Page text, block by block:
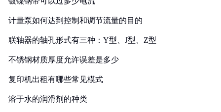
计量泵如何达到控制和调节流量的目的
联轴器的轴孔形式有三种：Y型、J型、Z型
不锈钢材质厚度允许误差是多少
复印机出租有哪些常见模式
溶于水的润滑剂的种类